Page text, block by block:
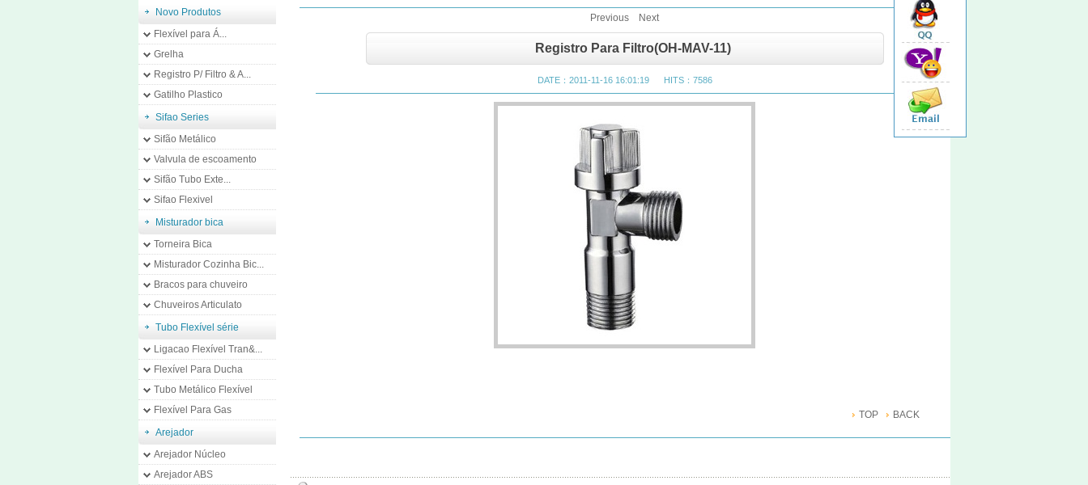
Novo Produtos
Flexível para Á...
Grelha
Registro P/ Filtro & A...
Gatilho Plastico
Sifao Series
Sifão Metálico
Valvula de escoamento
Sifão Tubo Exte...
Sifao Flexivel
Misturador bica
Torneira Bica
Misturador Cozinha Bic...
Bracos para chuveiro
Chuveiros Articulato
Tubo Flexível série
Ligacao Flexível Tran&...
Flexível Para Ducha
Tubo Metálico Flexível
Flexível Para Gas
Arejador
Arejador Núcleo
Arejador ABS
Previous Next
Registro Para Filtro(OH-MAV-11)
DATE：2011-11-16 16:01:19 HITS：7586
TOP BACK